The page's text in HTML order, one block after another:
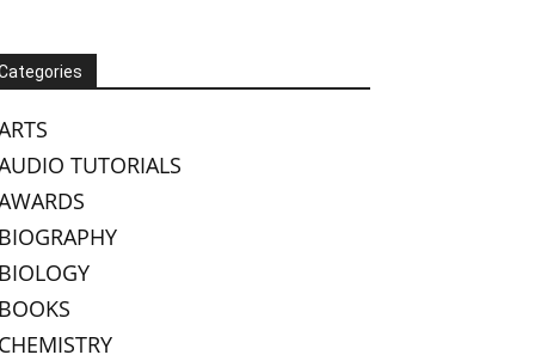
TUTORIALS
BIOGRAPHY
BIOLOGY
BOOKS
CHEMISTRY